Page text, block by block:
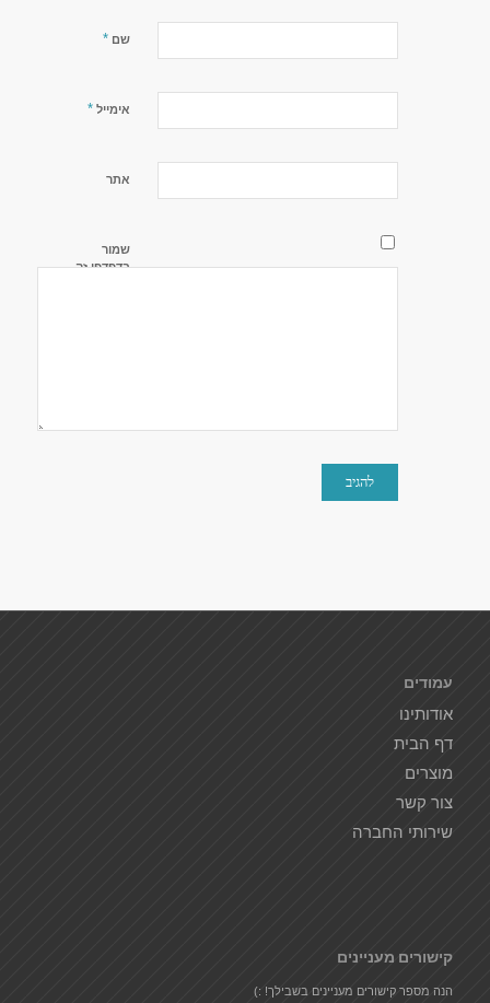
שם *
אימייל *
אתר
שמור
בדפדפן זה
עמודים
אודותינו
דף הבית
מוצרים
צור קשר
שירותי החברה
קישורים מעניינים
הנה מספר קישורים מעניינים בשבילך! :)